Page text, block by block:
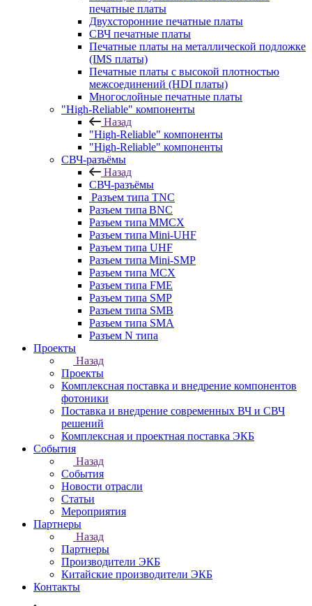
печатные платы
Двухсторонние печатные платы
СВЧ печатные платы
Печатные платы на металлической подложке
(IMS платы)
Печатные платы с высокой плотностью
межсоединений (HDI платы)
Многослойные печатные платы
"High-Reliable" компоненты
Назад
"High-Reliable" компоненты
"High-Reliable" компоненты
СВЧ-разъёмы
Назад
СВЧ-разъёмы
Разъем типа TNC
Разъем типа BNC
Разъем типа MMCX
Разъем типа Mini-UHF
Разъем типа UHF
Разъем типа Mini-SMP
Разъем типа MCX
Разъем типа FME
Разъем типа SMP
Разъем типа SMB
Разъем типа SMA
Разъем N типа
Проекты
Назад
Проекты
Комплексная поставка и внедрение компонентов
фотоники
Поставка и внедрение современных ВЧ и СВЧ
решений
Комплексная и проектная поставка ЭКБ
События
Назад
События
Новости отрасли
Статьи
Мероприятия
Партнеры
Назад
Партнеры
Производители ЭКБ
Китайские производители ЭКБ
Контакты